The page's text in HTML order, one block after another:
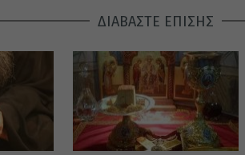
ΔΙΑΒΑΣΤΕ ΕΠΙΣΗΣ